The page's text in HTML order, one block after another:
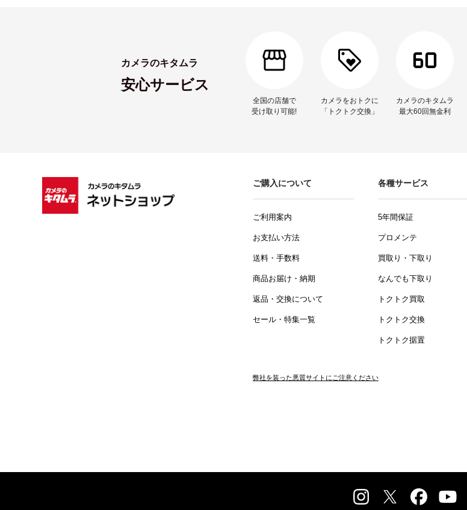
カメラのキタムラ
安心サービス
全国の店舗で
受け取り可能!
カメラをおトクに
「トクトク交換」
カメラのキタムラ
最大60回無金利
ご購入について
ご利用案内
お支払い方法
送料・手数料
商品お届け・納期
返品・交換について
セール・特集一覧
各種サービス
5年間保証
プロメンテ
買取り・下取り
なんでも下取り
トクトク買取
トクトク交換
トクトク据置
弊社を装った悪質サイトにご注意ください